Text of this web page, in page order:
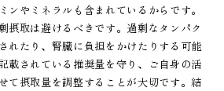
ンやミネラルも含まれているからです。
摂取は避けるべきです。過剰なタンパク
れたり、腎臓に負担をかけたりする可能
載されている推奨量を守り、ご自身の活
て摂取量を調整することが大切です。結